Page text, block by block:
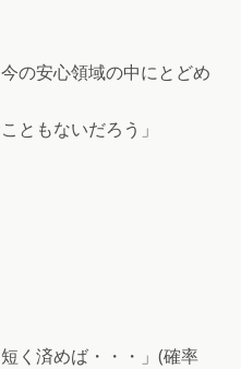
の安心領域の中にとどめ
ともないだろう」
く済めば・・・」(確率